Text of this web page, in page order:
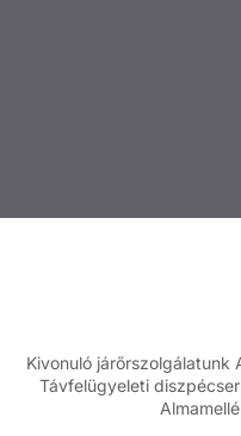
Kivonuló járőrszolgálatunk
Távfelügyeleti